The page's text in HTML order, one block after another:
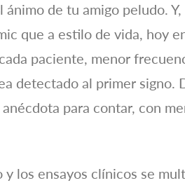
de tu amigo peludo.
que a estilo de vida, hoy
paciente, menor
detectado al primer signo.
para contar, con
los ensayos clínicos se